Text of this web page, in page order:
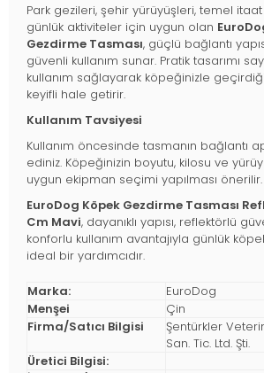
Park gezileri, şehir yürüyüşleri, temel
günlük aktiviteler için uygun olan
Gezdirme Tasması, güçlü bağlantı
güvenli kullanım sunar. Pratik tasarımı
kullanım sağlayarak köpeğinizle
keyifli hale getirir.
Kullanım Tavsiyesi
Kullanım öncesinde tasmanın bağlantı
ediniz. Köpeğinizin boyutu, kilosu ve
uygun ekipman seçimi yapılması önerilir.
EuroDog Köpek Gezdirme Tasması
Cm Mavi, dayanıklı yapısı, reflektörlü
konforlu kullanım avantajıyla günlük
ideal bir yardımcıdır.
Marka:
EuroDog
Menşei
Çin
Firma/Satıcı Bilgisi
Şentürkler
San. Tic. Ltd. Şti.
Üretici Bilgisi: